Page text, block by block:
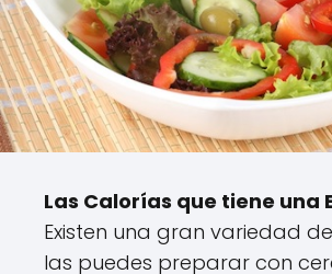
Las Calorías que tiene una
Existen una gran variedad
las puedes preparar con